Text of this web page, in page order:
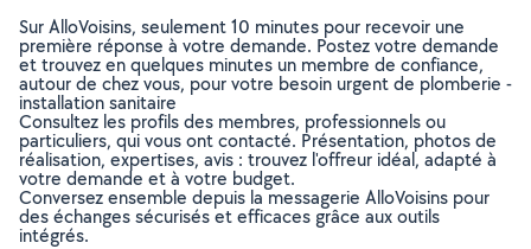
Sur AlloVoisins, seulement 10 minutes pour recevoir une
première réponse à votre demande. Postez votre demande
et trouvez en quelques minutes un membre de confiance,
autour de chez vous, pour votre besoin urgent de plomberie -
installation sanitaire
Consultez les profils des membres, professionnels ou
particuliers, qui vous ont contacté. Présentation, photos de
réalisation, expertises, avis : trouvez l'offreur idéal, adapté à
votre demande et à votre budget.
Conversez ensemble depuis la messagerie AlloVoisins pour
des échanges sécurisés et efficaces grâce aux outils
intégrés.